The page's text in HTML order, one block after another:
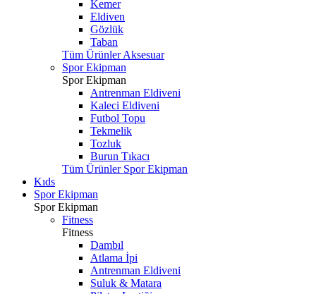
Kemer
Eldiven
Gözlük
Taban
Tüm Ürünler Aksesuar
Spor Ekipman
Spor Ekipman
Antrenman Eldiveni
Kaleci Eldiveni
Futbol Topu
Tekmelik
Tozluk
Burun Tıkacı
Tüm Ürünler Spor Ekipman
Kıds
Spor Ekipman
Spor Ekipman
Fitness
Fitness
Dambıl
Atlama İpi
Antrenman Eldiveni
Suluk & Matara